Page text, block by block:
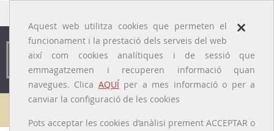
×
Aquest web utilitza cookies que permeten el
funcionament i la prestació dels serveis del web
així com cookies analítiques i de sessió que
emmagatzemen i recuperen informació quan
navegues. Clica AQUÍper a mes informació o per a
canviar la configuració de les cookies
Pots acceptar les cookies d’anàlisi prement ACCEPTAR o
Galeria de metges